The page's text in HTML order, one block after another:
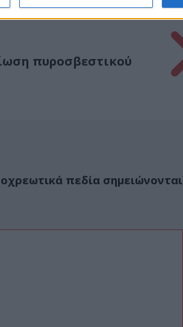
πυροσβεστικού
πεδία σημειώνονται